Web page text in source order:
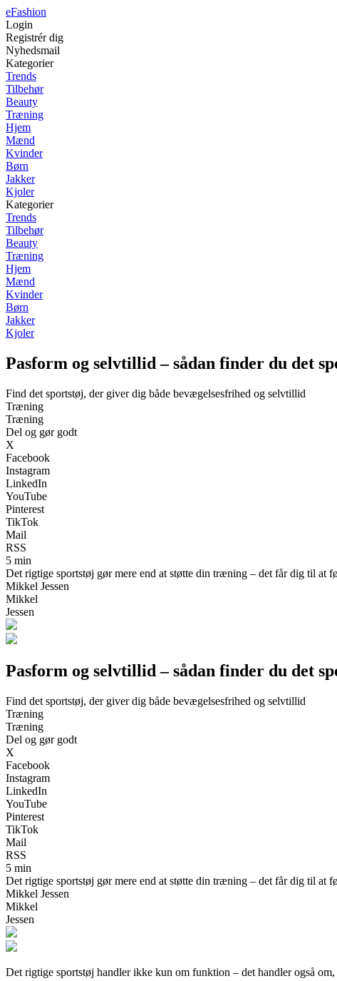
eFashion
Login
Registrér dig
Nyhedsmail
Kategorier
Trends
Tilbehør
Beauty
Træning
Hjem
Mænd
Kvinder
Børn
Jakker
Kjoler
Kategorier
Trends
Tilbehør
Beauty
Træning
Hjem
Mænd
Kvinder
Børn
Jakker
Kjoler
Pasform og selvtillid – sådan finder du det
Find det sportstøj, der giver dig både bevægelsesfrihed og selvtillid
Træning
Træning
Del og gør godt
X
Facebook
Instagram
LinkedIn
YouTube
Pinterest
TikTok
Mail
RSS
5 min
Det rigtige sportstøj gør mere end at støtte din træning – det får dig til
Mikkel Jessen
Mikkel
Jessen
Pasform og selvtillid – sådan finder du det
Find det sportstøj, der giver dig både bevægelsesfrihed og selvtillid
Træning
Træning
Del og gør godt
X
Facebook
Instagram
LinkedIn
YouTube
Pinterest
TikTok
Mail
RSS
5 min
Det rigtige sportstøj gør mere end at støtte din træning – det får dig til
Mikkel Jessen
Mikkel
Jessen
Det rigtige sportstøj handler ikke kun om funktion – det handler også